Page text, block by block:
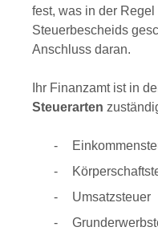
fest, was in der
Steuerbescheids
Anschluss daran.
Ihr Finanzamt ist in
Steuerarten
Umsatzsteuer